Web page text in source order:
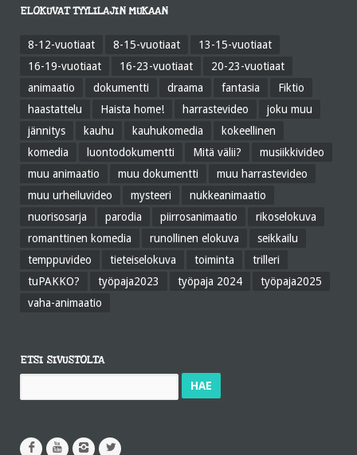
ELOKUVAT TYYLILAJIN MUKAAN
8-12-vuotiaat 8-15-vuotiaat
13-15-vuotiaat
16-19-vuotiaat
16-23-vuotiaat
20-23-vuotiaat
animaatio
dokumentti draama fantasia
Fiktio
haastattelu
Haista home! harrastevideo
joku muu
jännitys
kauhu kauhukomedia
kokeellinen
komedia
luontodokumentti Mitä välii?
musiikkivideo
muu animaatio
muu dokumentti
muu harrastevideo
muu urheiluvideo
mysteeri
nukkeanimaatio
nuorisosarja
parodia piirrosanimaatio
rikoselokuva
romanttinen komedia
runollinen elokuva
seikkailu
temppuvideo
tieteiselokuva toiminta
trilleri
tuPAKKO?
työpaja2023 työpaja 2024
työpaja2025
vaha-animaatio
ETSI SIVUSTOLTA